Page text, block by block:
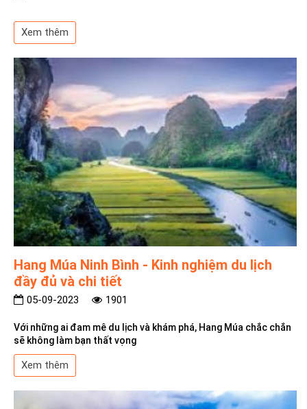
Xem thêm
Hang Múa Ninh Bình - Kinh nghiệm du lịch
đầy đủ và chi tiết
05-09-2023 1901
Với những ai đam mê du lịch và khám phá, Hang Múa chắc chắn
sẽ không làm bạn thất vọng
Xem thêm